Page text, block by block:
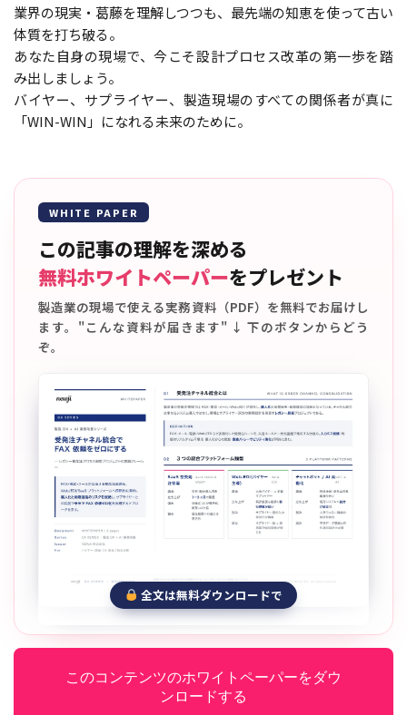
業界の現実・葛藤を理解しつつも、最先端の知恵を使って古い
体質を打ち破る。
あなた自身の現場で、今こそ設計プロセス改革の第一歩を踏
み出しましょう。
バイヤー、サプライヤー、製造現場のすべての関係者が真に
「WIN-WIN」になれる未来のために。
WHITE PAPER
この記事の理解を深める
無料ホワイトペーパーをプレゼント
製造業の現場で使える実務資料（PDF）を無料でお届けし
ます。"こんな資料が届きます" ↓ 下のボタンからどう
ぞ。
全文は無料ダウンロードで
このコンテンツのホワイトペーパーをダウ
ンロードする